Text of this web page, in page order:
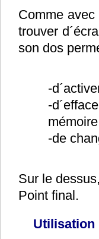
Comme
trouver
son dos
-
-
-de
Sur le
Point final.
Utilisation